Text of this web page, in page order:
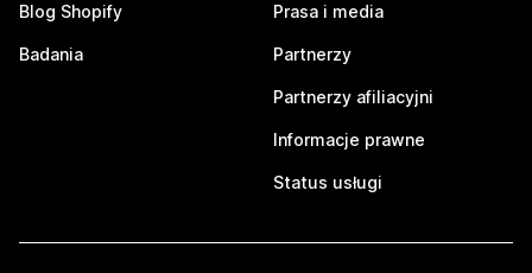
Blog Shopify
Badania
Prasa i media
Partnerzy
Partnerzy afiliacyjni
Informacje prawne
Status usługi